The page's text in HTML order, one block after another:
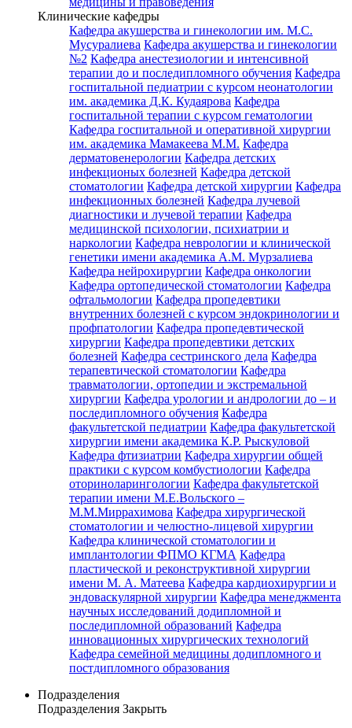
Клинические кафедры
Кафедра акушерства и гинекологии им. М.С.
Мусуралиева Кафедра акушерства и гинекологии
№2 Кафедра анестезиологии и интенсивной
терапии до и последипломного обучения Кафедра
госпитальной педиатрии с курсом неонатологии
им. академика Д.К. Кудаярова Кафедра
госпитальной терапии с курсом гематологии
Кафедра госпитальной и оперативной хирургии
им. академика Мамакеева М.М. Кафедра
дерматовенерологии Кафедра детских
инфекционых болезней Кафедра детской
стоматологии Кафедра детской хирургии Кафедра
инфекционных болезней Кафедра лучевой
диагностики и лучевой терапии Кафедра
медицинской психологии, психиатрии и
наркологии Кафедра неврологии и клинической
генетики имени академика А.М. Мурзалиева
Кафедра нейрохирургии Кафедра онкологии
Кафедра ортопедической стоматологии Кафедра
офтальмологии Кафедра пропедевтики
внутренних болезней с курсом эндокринологии и
профпатологии Кафедра пропедевтической
хирургии Кафедра пропедевтики детских
болезней Кафедра сестринского дела Кафедра
терапевтической стоматологии Кафедра
травматологии, ортопедии и экстремальной
хирургии Кафедра урологии и андрологии до – и
последипломного обучения Кафедра
факультетской педиатрии Кафедра факультетской
хирургии имени академика К.Р. Рыскуловой
Кафедра фтизиатрии Кафедра хирургии общей
практики с курсом комбустиологии Кафедра
оториноларингологии Кафедра факультетской
терапии имени М.Е.Вольского –
М.М.Миррахимова Кафедра хирургической
стоматологии и челюстно-лицевой хирургии
Кафедра клинической стоматологии и
имплантологии ФПМО КГМА Кафедра
пластической и реконструктивной хирургии
имени М. А. Матеева Кафедра кардиохирургии и
эндоваскулярной хирургии Кафедра менеджмента
научных исследований додипломной и
последипломной образований Кафедра
инновационных хирургических технологий
Кафедра семейной медицины додипломного и
постдипломного образования
Подразделения
Подразделения Закрыть